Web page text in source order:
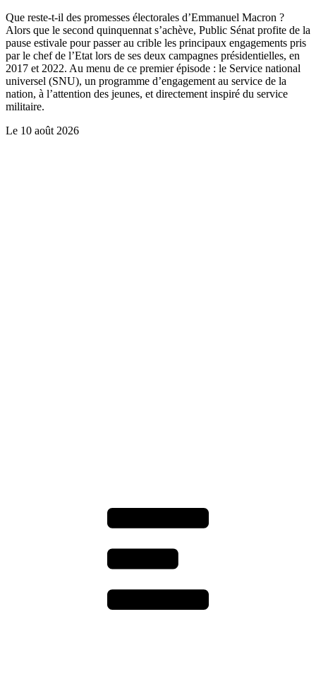
Que reste-t-il des promesses électorales d’Emmanuel Macron ?
Alors que le second quinquennat s’achève, Public Sénat profite de la
pause estivale pour passer au crible les principaux engagements pris
par le chef de l’Etat lors de ses deux campagnes présidentielles, en
2017 et 2022. Au menu de ce premier épisode : le Service national
universel (SNU), un programme d’engagement au service de la
nation, à l’attention des jeunes, et directement inspiré du service
militaire.
Le 10 août 2026